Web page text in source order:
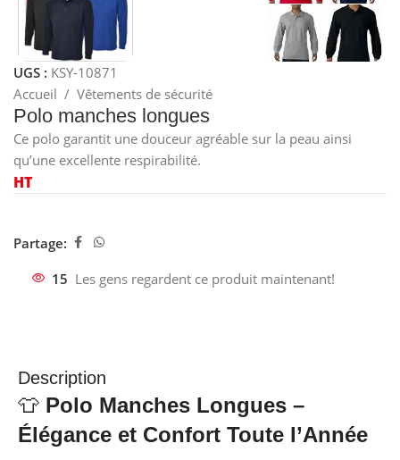
UGS : KSY-10871
Accueil / Vêtements de sécurité
Polo manches longues
Ce polo garantit une douceur agréable sur la peau ainsi
qu’une excellente respirabilité.
HT
Partage:
15 Les gens regardent ce produit maintenant!
Description
👕 Polo Manches Longues –
Élégance et Confort Toute l’Année